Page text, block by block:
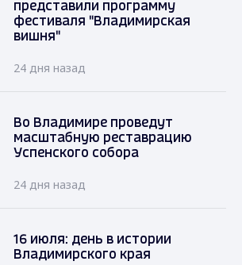
представили программу
фестиваля "Владимирская
вишня"
24 дня назад
Во Владимире проведут
масштабную реставрацию
Успенского собора
24 дня назад
16 июля: день в истории
Владимирского края